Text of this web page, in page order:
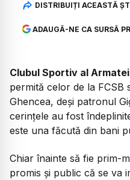
DISTRIBUIȚI ACEASTĂ
ADAUGĂ-NE CA SURSĂ
Clubul Sportiv al
permită celor de la FCSB
Ghencea, deși patronul
cerințele au fost
este una făcută din bani
Chiar înainte să fie prim-
promis și public că se va